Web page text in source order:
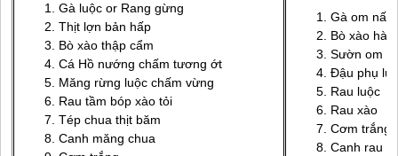
Gà luộc or Rang gừng
Thịt lợn bản hấp
Bò xào thập cẩm
Cá Hồ nướng chấm tương ớt
Măng rừng luộc chấm vừng
Rau tầm bóp xào tỏi
Tép chua thịt băm
Canh măng chua
Gà om
Bò xào
Sườn om
Đậu phụ
Rau luộc
Rau xào
Cơm trắng
Canh rau